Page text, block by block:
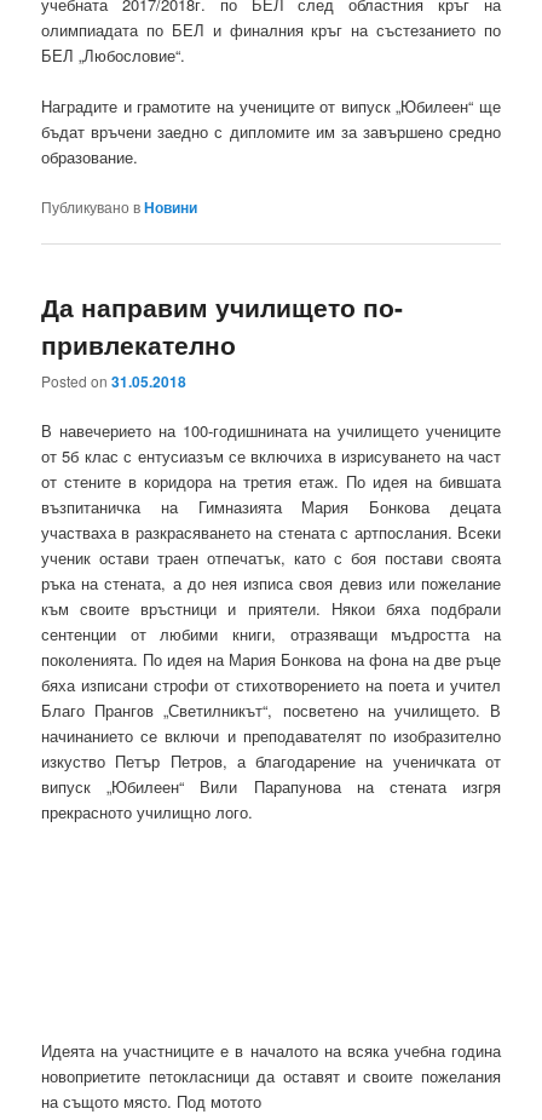
учебната 2017/2018г. по БЕЛ след областния кръг на
олимпиадата по БЕЛ и финалния кръг на състезанието по
БЕЛ „Любословие“.
Наградите и грамотите на учениците от випуск „Юбилеен“ ще
бъдат връчени заедно с дипломите им за завършено средно
образование.
Публикувано вНовини
Да направим училището по-
привлекателно
Posted on31.05.2018
В навечерието на 100-годишнината на училището учениците
от 5б клас с ентусиазъм се включиха в изрисуването на част
от стените в коридора на третия етаж. По идея на бившата
възпитаничка на Гимназията Мария Бонкова децата
участваха в разкрасяването на стената с артпослания. Всеки
ученик остави траен отпечатък, като с боя постави своята
ръка на стената, а до нея изписа своя девиз или пожелание
към своите връстници и приятели. Някои бяха подбрали
сентенции от любими книги, отразяващи мъдростта на
поколенията. По идея на Мария Бонкова на фона на две ръце
бяха изписани строфи от стихотворението на поета и учител
Благо Прангов „Светилникът“, посветено на училището. В
начинанието се включи и преподавателят по изобразително
изкуство Петър Петров, а благодарение на ученичката от
випуск „Юбилеен“ Вили Парапунова на стената изгря
прекрасното училищно лого.
Идеята на участниците е в началото на всяка учебна година
новоприетите петокласници да оставят и своите пожелания
на същото място. Под мотото